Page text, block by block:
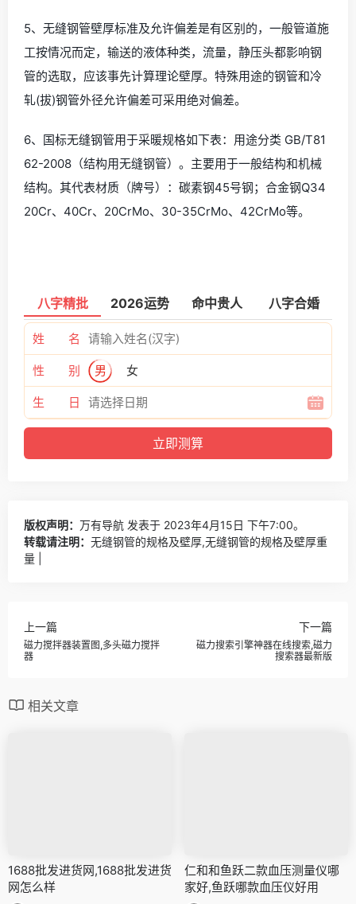
5、无缝钢管壁厚标准及允许偏差是有区别的，一般管道施
工按情况而定，输送的液体种类，流量，静压头都影响钢
管的选取，应该事先计算理论壁厚。特殊用途的钢管和冷
轧(拔)钢管外径允许偏差可采用绝对偏差。
6、国标无缝钢管用于采暖规格如下表：用途分类 GB/T81
62-2008（结构用无缝钢管）。主要用于一般结构和机械
结构。其代表材质（牌号）：碳素钢45号钢；合金钢Q34
20Cr、40Cr、20CrMo、30-35CrMo、42CrMo等。
八字精批 2026运势 命中贵人 八字合婚
姓 名
性 别 男 女
生 日
版权声明： 万有导航 发表于 2023年4月15日 下午7:00。
转载请注明： 无缝钢管的规格及壁厚,无缝钢管的规格及壁厚重
量 |
上一篇
磁力搅拌器装置图,多头磁力搅拌
器
下一篇
磁力搜索引擎神器在线搜索,磁力
搜索器最新版
相关文章
1688批发进货网,1688批发进货
网怎么样
仁和和鱼跃二款血压测量仪哪
家好,鱼跃哪款血压仪好用